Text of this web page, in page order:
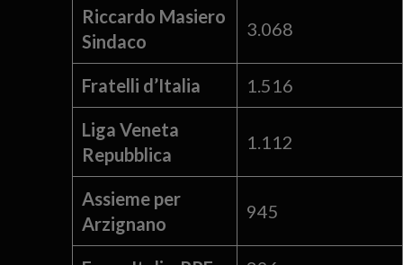
Riccardo Masiero
Sindaco
3.068
Fratelli d’Italia 1.516
Liga Veneta
Repubblica
1.112
Assieme per
Arzignano
945